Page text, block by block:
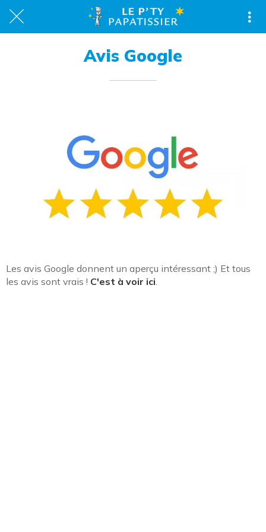
Avis Google
Les avis Google donnent un aperçu intéressant ;) Et tous
les avis sont vrais ! C'est à voir ici.